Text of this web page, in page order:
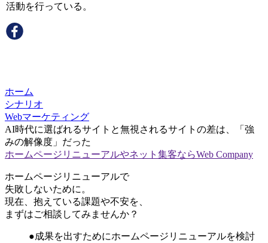
活動を行っている。
ホーム
シナリオ
Webマーケティング
AI時代に選ばれるサイトと無視されるサイトの差は、「強
みの解像度」だった
ホームページリニューアルやネット集客ならWeb Company
ホームページリニューアルで
失敗しないために。
現在、抱えている課題や不安を、
まずはご相談してみませんか？
●成果を出すためにホームページリニューアルを検討